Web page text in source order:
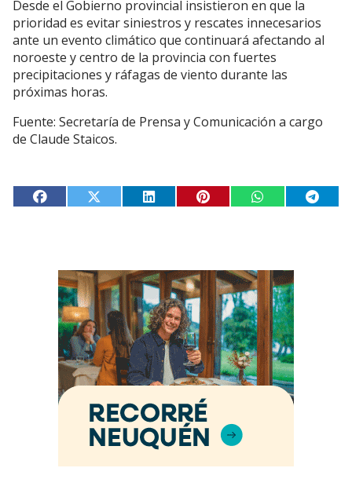
Desde el Gobierno provincial insistieron en que la
prioridad es evitar siniestros y rescates innecesarios
ante un evento climático que continuará afectando al
noroeste y centro de la provincia con fuertes
precipitaciones y ráfagas de viento durante las
próximas horas.
Fuente: Secretaría de Prensa y Comunicación a cargo
de Claude Staicos.